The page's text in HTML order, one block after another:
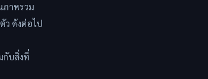
ภาพรวม
ว ดังต่อไป
กับสิ่งที่